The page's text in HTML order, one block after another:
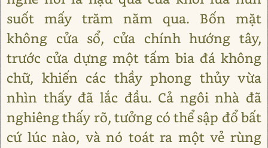
suốt mấy trăm năm qua. Bốn mặt
không cửa sổ, cửa chính hướng tây,
trước cửa dựng một tấm bia đá không
chữ, khiến các thầy phong thủy vừa
nhìn thấy đã lắc đầu. Cả ngôi nhà đã
nghiêng thấy rõ, tưởng có thể sập đổ bất
cứ lúc nào, và nó toát ra một vẻ rùng